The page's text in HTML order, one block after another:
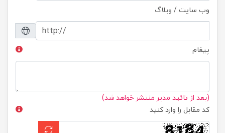
وب سایت / وبلاگ
پیغام
(بعد از تائید مدیر منتشر خواهد شد)
کد مقابل را وارد کنید